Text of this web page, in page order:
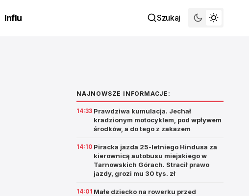
Influ Szukaj
NAJNOWSZE INFORMACJE:
14:33 Prawdziwa kumulacja. Jechał
kradzionym motocyklem, pod wpływem
środków, a do tego z zakazem
14:10 Piracka jazda 25-letniego Hindusa za
kierownicą autobusu miejskiego w
Tarnowskich Górach. Stracił prawo
jazdy, grozi mu 30 tys. zł
14:01 Małe dziecko na rowerku przed